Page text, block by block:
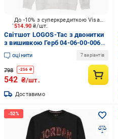
514.90₴/шт.
До -10% з суперкредиткою Visa Вигода
Світшот LOGOS-Tac з двонитки
з вишивкою Герб 04-06-00-0064
р.2XL молочний
оцінити 7 варіантів
798 -256 ₴
542 ₴/шт.
Доставимо